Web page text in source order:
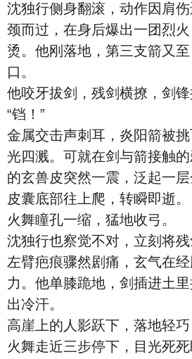
沈独行侧身翻滚，动作因肩
颈而过，在身后爆出一团烈
烫。他刚落地，第三支箭又
口。
他咬牙拔剑，残剑横撩，剑锋
“铛！”
金属交击声刺耳，炎阳箭被
光四溅。可就在剑与箭接触
的玄兽皮突然一震，泛起一
皮囊底部往上爬，转瞬即逝。
火舞瞳孔一缩，猛地收弓。
沈独行也察觉不对，立刻将
左臂疤痕骤然剧痛，玄气在
力。他单膝跪地，剑插进土
出冷汗。
高崖上的人影跃下，落地轻巧
火舞走近三步停下，目光死